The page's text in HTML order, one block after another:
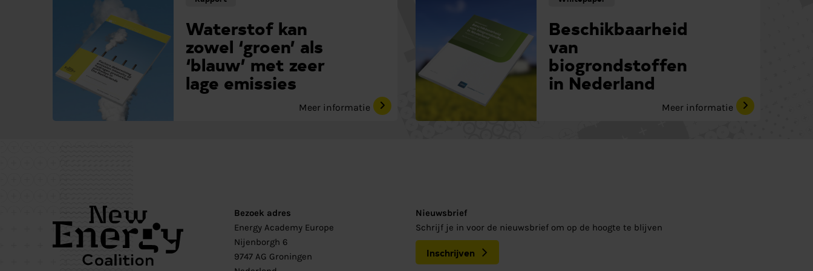
Waterstof kan
zowel ‘groen’ als
‘blauw’ met zeer
lage emissies
Meer informatie
Beschikbaarheid
van
biogrondstoffen
in Nederland
Meer informatie
Bezoek adres
Energy Academy Europe
Nijenborgh 6
9747 AG Groningen
Nieuwsbrief
Schrijf je in voor de nieuwsbrief om op de hoogte te blijven
Inschrijven